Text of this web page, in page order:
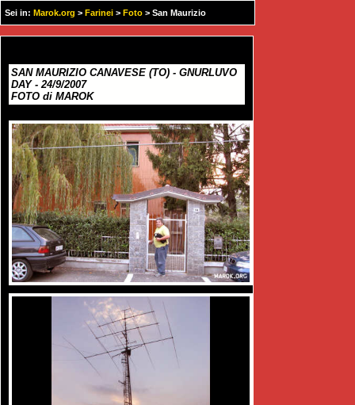
Sei in: Marok.org > Farinei > Foto > San Maurizio
Canavese- 24/9/2007
SAN MAURIZIO CANAVESE (TO) - GNURLUVO
DAY - 24/9/2007
FOTO di MAROK